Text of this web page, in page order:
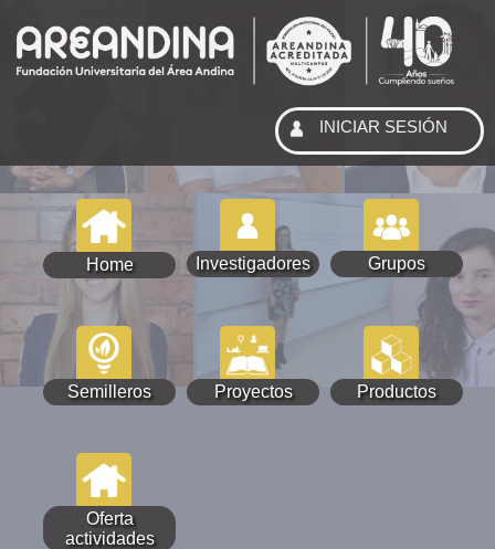
Home Investigadores Grupos
Semilleros Proyectos Productos
Oferta
actividades
INICIAR SESIÓN